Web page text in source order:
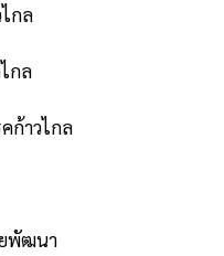
กล
กล
ก้าวไกล
พัฒนา